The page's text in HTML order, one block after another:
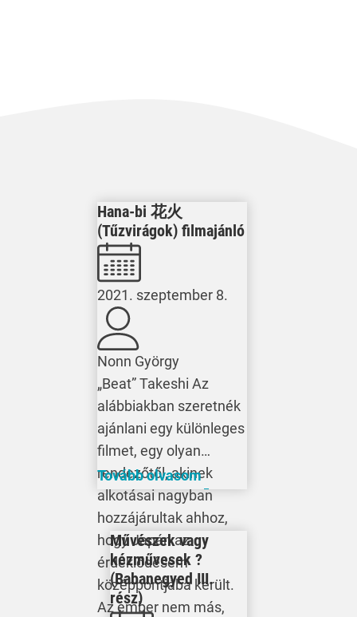
Hana-bi 花火
(Tűzvirágok) filmajánló
2021. szeptember 8.
Nonn György
„Beat” Takeshi Az
alábbiakban szeretnék
ajánlani egy különleges
filmet, egy olyan
rendezőtől, akinek
alkotásai nagyban
hozzájárultak ahhoz,
hogy Japán az
érdeklődésem
középpontjába került.
Az ember nem más,
Tovább olvasom
Művészek vagy
kézművesek ?
(Babanegyed III.
rész)